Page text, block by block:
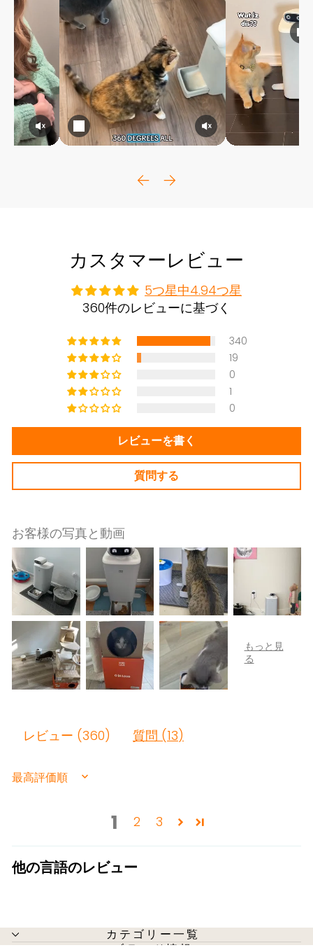
カスタマーレビュー
5つ星中4.94つ星
360件のレビューに基づく
340
19
0
1
0
レビューを書く
質問する
お客様の写真と動画
レビュー (360) 質問 (13)
SORT BY
1 2 3
他の言語のレビュー
カテゴリー一覧